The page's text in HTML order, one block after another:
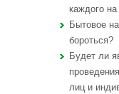
каждого
Бытовое
бороться?
Будет ли
лиц и